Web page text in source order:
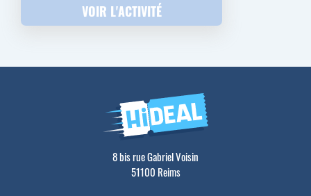
VOIR L'ACTIVITÉ
8 bis rue Gabriel Voisin
51100 Reims